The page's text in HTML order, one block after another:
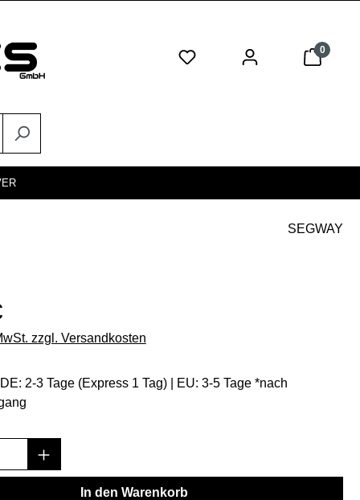
0
SEGWAY
zzgl. Versandkosten
2-3 Tage (Express 1 Tag) | EU: 3-5 Tage *nach
Anzahl: Gib den gewünschten Wert ein
In den Warenkorb